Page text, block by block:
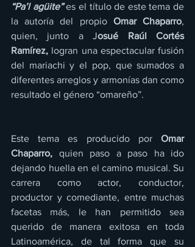
“Pa’l agüite” es el título de este tema de
la autoría del propio Omar Chaparro,
quien, junto a Josué Raúl Cortés
Ramírez, logran una espectacular fusión
del mariachi y el pop, que sumados a
diferentes arreglos y armonías dan como
resultado el género “omareño”.
Este tema es producido por Omar
Chaparro, quien paso a paso ha ido
dejando huella en el camino musical. Su
carrera como actor, conductor,
productor y comediante, entre muchas
facetas más, le han permitido sea
querido de manera exitosa en toda
Latinoamérica, de tal forma que su